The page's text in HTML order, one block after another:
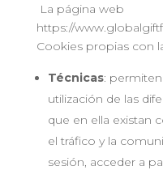
La página web
https://
Cookies propias con
Técnicas: permiten
utilización de las
que en ella existan
el tráfico y la
sesión, acceder a